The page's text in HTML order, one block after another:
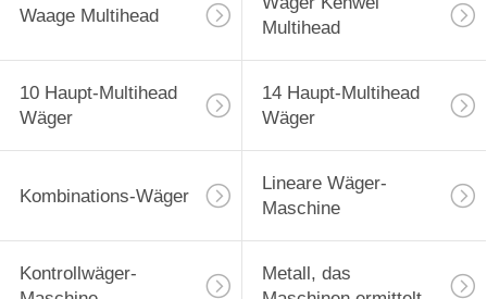
Waage Multihead
Multihead
10 Haupt-Multihead
Wäger
14 Haupt-Multihead
Wäger
Kombinations-Wäger
Lineare Wäger-
Maschine
Kontrollwäger-
Metall, das